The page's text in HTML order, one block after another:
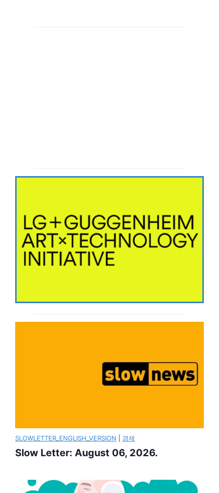
SLOWLETTER_ENGLISH_VERSION 경제
Slow Letter: August 06, 2026.